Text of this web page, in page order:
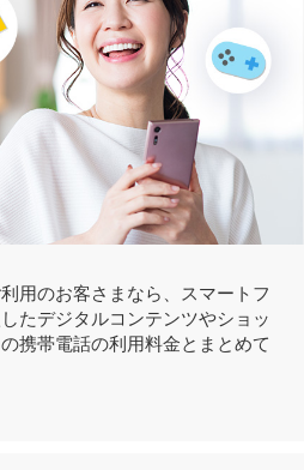
用のお客さまなら、スマートフ
たデジタルコンテンツやショッ
携帯電話の利用料金とまとめて